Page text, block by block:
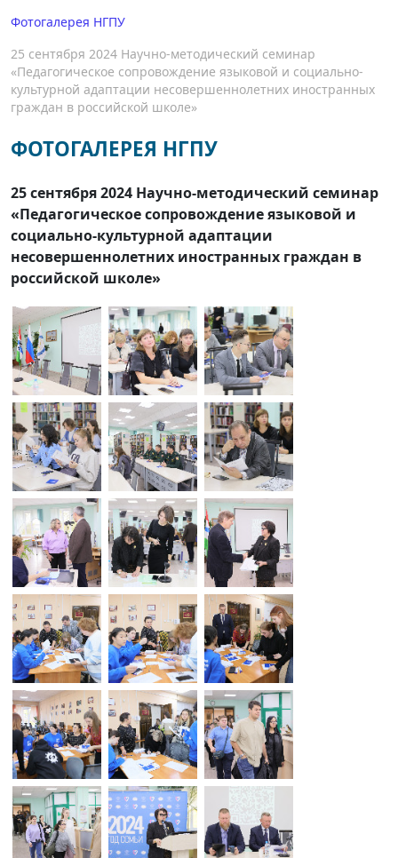
Фотогалерея НГПУ
25 сентября 2024 Научно-методический семинар
«Педагогическое сопровождение языковой и социально-
культурной адаптации несовершеннолетних иностранных
граждан в российской школе»
ФОТОГАЛЕРЕЯ НГПУ
25 сентября 2024 Научно-методический семинар
«Педагогическое сопровождение языковой и
социально-культурной адаптации
несовершеннолетних иностранных граждан в
российской школе»